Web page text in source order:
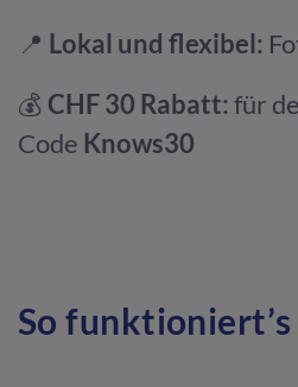
📍 Lokal und flexibel:
💰 CHF 30 Rabatt:für
Code Knows30
So funktioniert’s